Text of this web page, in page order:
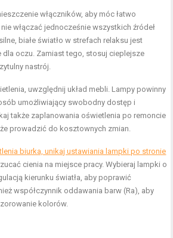
włączników, aby móc łatwo
włączać jednocześnie wszystkich źródeł
białe światło w strefach relaksu jest
oczu. Zamiast tego, stosuj cieplejsze
nastrój.
uwzględnij układ mebli. Lampy powinny
umożliwiający swobodny dostęp i
także zaplanowania oświetlenia po remoncie
prowadzić do kosztownych zmian.
biurka, unikaj ustawiania lampki po stronie
cienia na miejsce pracy. Wybieraj lampki o
kierunku światła, aby poprawić
współczynnik oddawania barw (Ra), aby
kolorów.